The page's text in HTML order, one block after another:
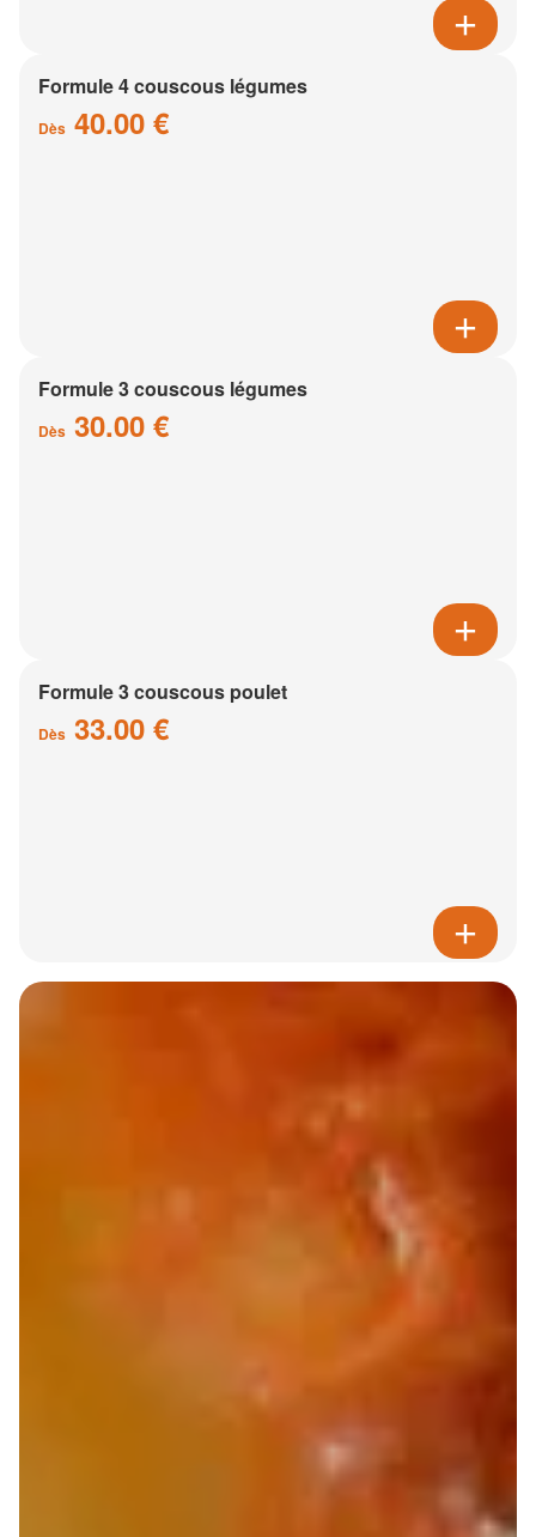
Formule 4 couscous légumes
Dès 40.00 €
Formule 3 couscous légumes
Dès 30.00 €
Formule 3 couscous poulet
Dès 33.00 €